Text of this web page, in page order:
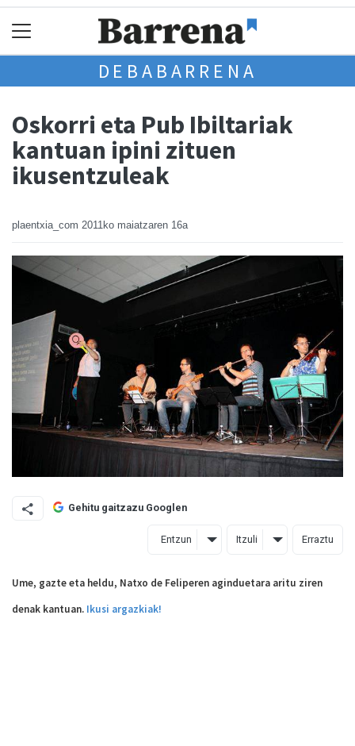
DEBABARRENA
Oskorri eta Pub Ibiltariak
kantuan ipini zituen
ikusentzuleak
plaentxia_com 2011ko maiatzaren 16a
Gehitu gaitzazu Googlen
Entzun Itzuli Erraztu
Ume, gazte eta heldu, Natxo de Feliperen aginduetara aritu ziren
denak kantuan. Ikusi argazkiak!